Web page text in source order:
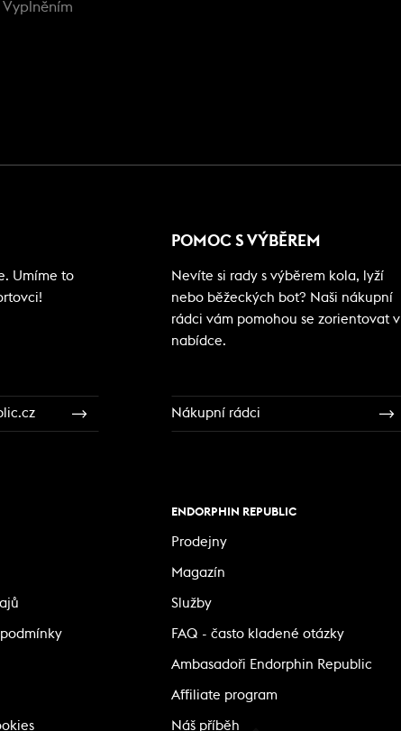
Umíme to
POMOC S VÝBĚREM
Nevíte si rady s výběrem kola, lyží
nebo běžeckých bot? Naši nákupní
rádci vám pomohou se zorientovat v
nabídce.
Nákupní rádci
ENDORPHIN REPUBLIC
Prodejny
Magazín
Služby
FAQ - často kladené otázky
Ambasadoři Endorphin Republic
Affiliate program
Náš příběh